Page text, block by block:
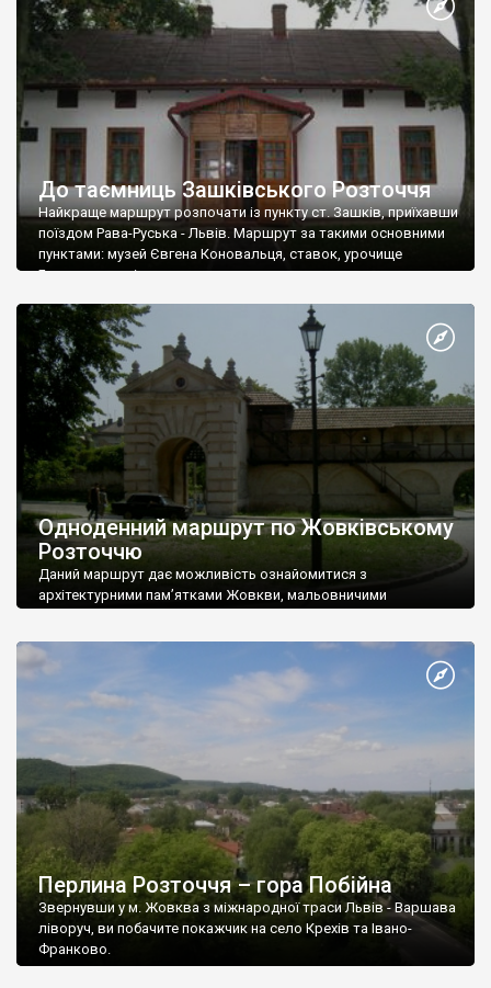
До таємниць Зашківського Розточчя
Найкраще маршрут розпочати із пункту ст. Зашків, приїхавши
поїздом Рава-Руська - Львів. Маршрут за такими основними
пунктами: музей Євгена Коновальця, ставок, урочище
Берекавиця, ліс, ст.
Одноденний маршрут по Жовківському
Розточчю
Даний маршрут дає можливість ознайомитися з
архітектурними пам’ятками Жовкви, мальовничими
Перлина Розточчя – гора Побійна
Звернувши у м. Жовква з міжнародної траси Львів - Варшава
ліворуч, ви побачите покажчик на село Крехів та Івано-
Франково.